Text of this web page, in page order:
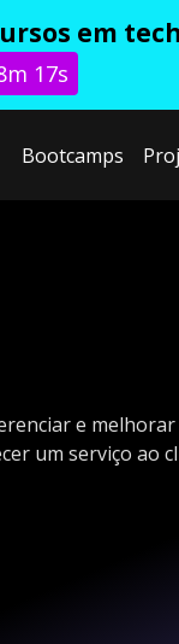
em
16s
Bootcamps
e melhorar
um serviço ao